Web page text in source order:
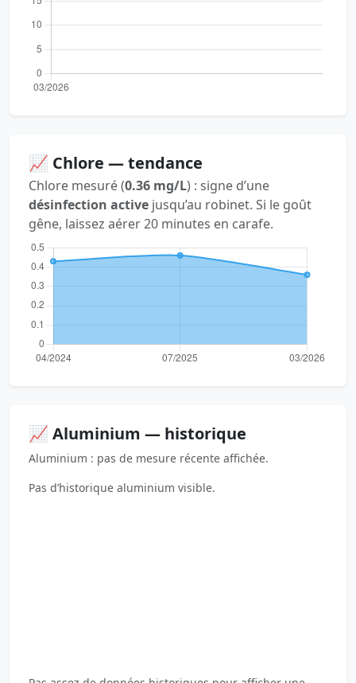
📈 Chlore — tendance
Chlore mesuré (0.36 mg/L) : signe d’une
désinfection active jusqu’au robinet. Si le goût
gêne, laissez aérer 20 minutes en carafe.
📈 Aluminium — historique
Aluminium : pas de mesure récente affichée.
Pas d’historique aluminium visible.